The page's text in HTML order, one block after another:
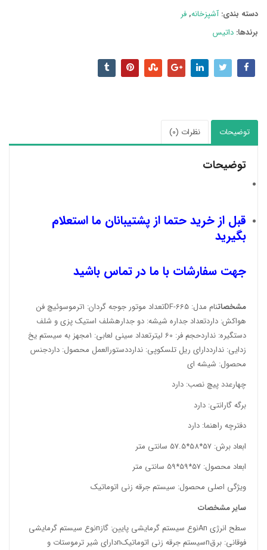
دسته بند‌ی:آشپزخانه,فر
برندها: داتیس
توضیحات نظرات (0)
توضیحات
قبل از خرید حتما از پشتیبانان ما استعلام
بگیرید
جهت سفارشات با ما در تماس باشید
مشخصات
نام مدل: DF-665تعداد موتور جوجه گردان: 1ترموسوئیچ فن
هواکش: داردتعداد جداره شیشه: دو جدارهشلف استیک پزی و شلف
دستگیره: نداردحجم فر: 60 لیترتعداد سینی لعابی: 1مجهز به سیستم یخ
زدایی: ندارددارای ریل تلسکوپی: ندارددستورالعمل محصول: داردجنس
محصول: شیشه ای
چهارعدد پیچ نصب: دارد
برگه گارانتی: دارد
دفترچه راهنما: دارد
ابعاد برش: 57*58*57.5 سانتی متر
ابعاد محصول: 57*59*59 سانتی متر
ویژگی اصلی محصول: سیستم جرقه زنی اتوماتیک
سایر مشخصات
سطح انرژی Anنوع سیستم گرمایشی پایین: گازnنوع سیستم گرمایشی
فوقانی: برقnسیستم جرقه زنی اتوماتیکnدارای شیر ترموستات و